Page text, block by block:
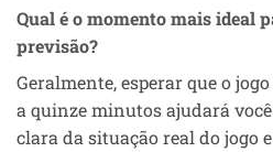
Qual é o momento mais ideal
previsão?
Geralmente, esperar que o
a quinze minutos ajudará
clara da situação real do jogo